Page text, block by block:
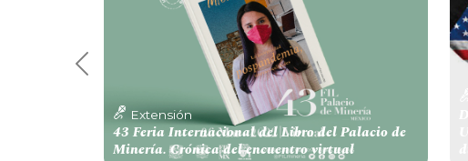
Extensión
43 Feria Internacional del Libro del Palacio de
Minería. Crónica del encuentro virtual
Previous 7